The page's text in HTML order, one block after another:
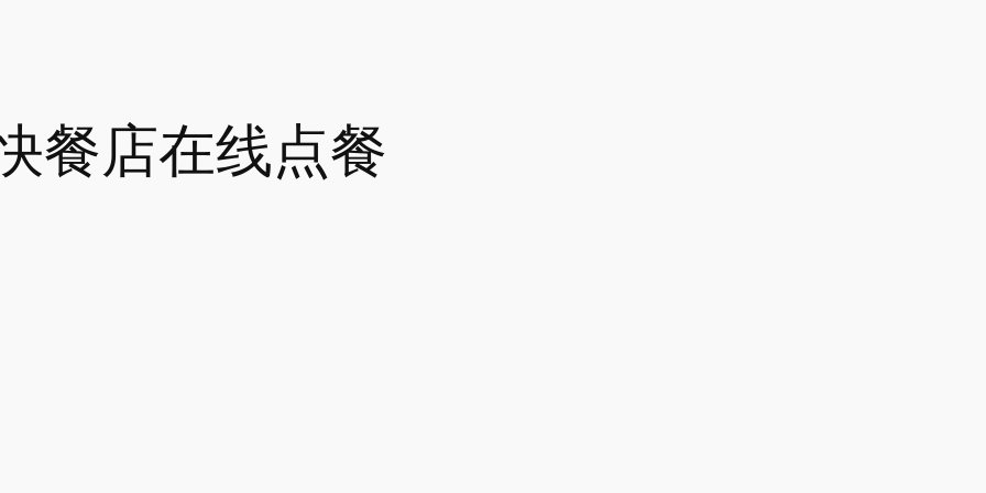
餐店在线点餐